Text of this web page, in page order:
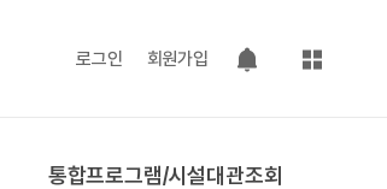
로그인 회원가입
팝업 열기
사이트맵
통합프로그램/시설대관조회